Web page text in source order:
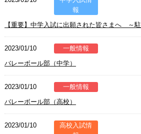
報
【重要】中学入試に出願された皆さまへ ～駐
2023/01/10
一般情報
バレーボール部（中学）
2023/01/10
一般情報
バレーボール部（高校）
2023/01/10
高校入試情